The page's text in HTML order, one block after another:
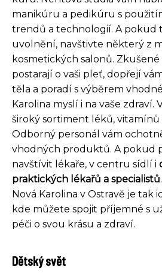
manikúru a pedikúru s
trendů a technologií. A pokud
uvolnění, navštivte některý z
kosmetických salonů.
postarají o vaši pleť, dopřejí
těla a poradí s výběrem
Karolina myslí i na vaše zdraví.
široký sortiment léků, vitamínů
Odborný personál vám
vhodných produktů. A pokud
navštívit lékaře, v centru sídlí i
praktických lékařů a specialistů
Nová Karolina v Ostravě je tak
kde můžete spojit příjemné s
péči o svou krásu a zdraví.
Dětský svět